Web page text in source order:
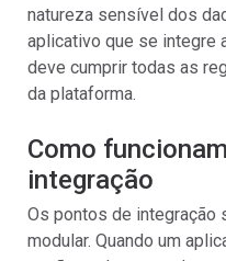
natureza sensível dos
aplicativo que se integre
deve cumprir todas as
da plataforma.
Como
integração
Os pontos de integração
modular. Quando um